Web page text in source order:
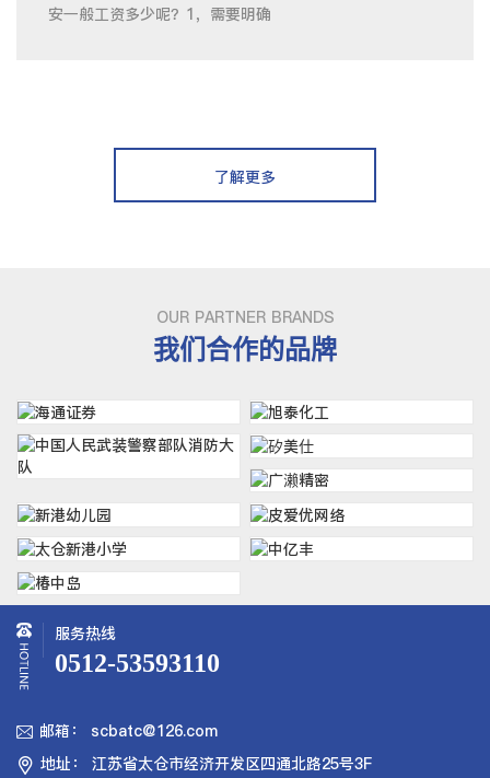
安一般工资多少呢？1，需要明确
了解更多
OUR PARTNER BRANDS
我们合作的品牌
服务热线
0512-53593110
 邮箱： scbatc@126.com
 地址： 江苏省太仓市经济开发区四通北路25号3F